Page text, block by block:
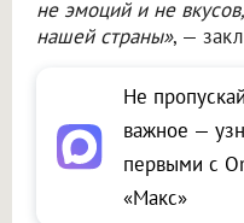
не эмоций и не
нашей страны», —
Не
важное —
первыми с
«Макс»